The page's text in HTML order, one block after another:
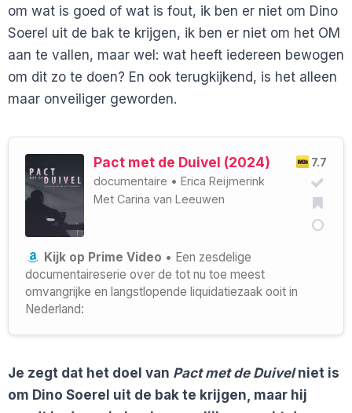
om wat is goed of wat is fout, ik ben er niet om Dino
Soerel uit de bak te krijgen, ik ben er niet om het OM
aan te vallen, maar wel: wat heeft iedereen bewogen
om dit zo te doen? En ook terugkijkend, is het alleen
maar onveiliger geworden.
7.7
Pact met de Duivel (2024)
documentaire • Erica Reijmerink
Met Carina van Leeuwen
Kijk op Prime Video • Een zesdelige
documentaireserie over de tot nu toe meest
omvangrijke en langstlopende liquidatiezaak ooit in
Nederland:
Je zegt dat het doel van Pact met de Duivelniet is
om Dino Soerel uit de bak te krijgen, maar hij